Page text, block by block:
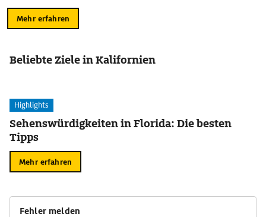
Mehr erfahren
Beliebte Ziele in Kalifornien
Highlights
Sehenswürdigkeiten in Florida: Die besten
Tipps
Mehr erfahren
Fehler melden